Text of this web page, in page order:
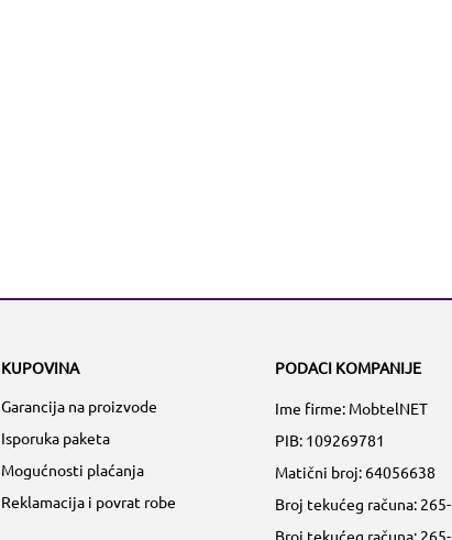
KUPOVINA
Garancija na proizvode
Isporuka paketa
Mogućnosti plaćanja
Reklamacija i povrat robe
PODACI KOMPANIJE
Ime firme: MobtelNET
PIB: 109269781
Matični broj: 64056638
Broj tekućeg računa:
Broj tekućeg računa: